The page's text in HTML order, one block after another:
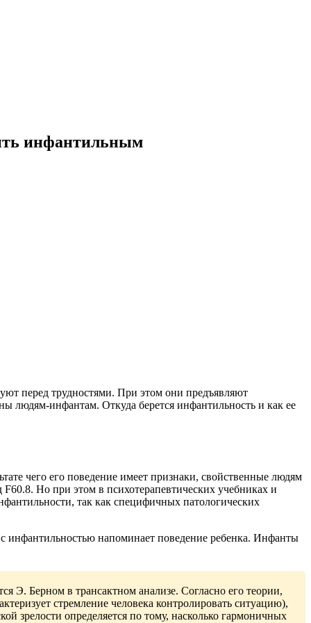
инфантильным
перед трудностями. При этом они предъявляют
людям-инфантам. Откуда берется инфантильность и как ее
чего его поведение имеет признаки, свойственные людям
Но при этом в психотерапевтических учебниках и
так как специфичных патологических
с инфантильностью напоминает поведение ребенка. Инфанты
Э. Берном в трансактном анализе. Согласно его теории,
стремление человека контролировать ситуацию),
зрелости определяется по тому, насколько гармоничных